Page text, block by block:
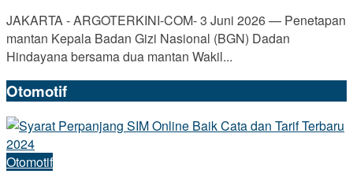
JAKARTA - ARGOTERKINI-COM- 3 Juni 2026 — Penetapan
mantan Kepala Badan Gizi Nasional (BGN) Dadan
Hindayana bersama dua mantan Wakil...
Otomotif
Otomotif